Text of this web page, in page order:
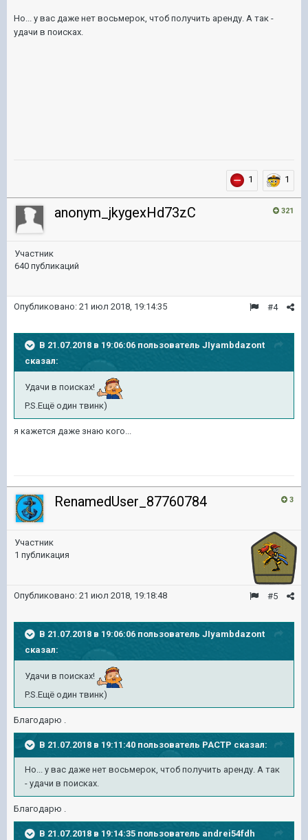
Но... у вас даже нет восьмерок, чтоб получить аренду. А так -
удачи в поисках.
1 1
321
anonym_jkygexHd73zC
Участник
640 публикаций
#4
Опубликовано: 21 июл 2018, 19:14:35
В 21.07.2018 в 19:06:06 пользователь JIyambdazont
сказал:
Удачи в поисках!
P.S.Ещё один твинк)
я кажется даже знаю кого...
3
RenamedUser_87760784
Участник
1 публикация
#5
Опубликовано: 21 июл 2018, 19:18:48
В 21.07.2018 в 19:06:06 пользователь JIyambdazont
сказал:
Удачи в поисках!
P.S.Ещё один твинк)
Благодарю .
В 21.07.2018 в 19:11:40 пользователь PACTP сказал:
Но... у вас даже нет восьмерок, чтоб получить аренду. А так
- удачи в поисках.
Благодарю .
В 21.07.2018 в 19:14:35 пользователь andrei54fdh